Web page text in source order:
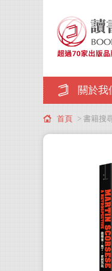
關於我
首頁 > 書籍搜